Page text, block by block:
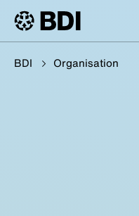
BDI Organisation